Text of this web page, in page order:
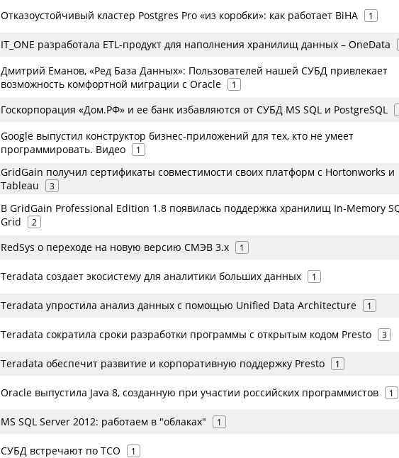
Отказоустойчивый кластер Postgres Pro «из коробки»: как работает BiHA 1
IT_ONE разработала ETL-продукт для наполнения хранилищ данных – OneData
Дмитрий Еманов, «Ред База Данных»: Пользователей нашей СУБД привлекает
возможность комфортной миграции с Oracle
1
Госкорпорация «Дом.РФ» и ее банк избавляются от СУБД MS SQL и PostgreSQL
Google выпустил конструктор бизнес-приложений для тех, кто не умеет
программировать. Видео
1
GridGain получил сертификаты совместимости своих платформ с Hortonworks и
Tableau
3
В GridGain Professional Edition 1.8 появилась поддержка хранилищ In-Memory
Grid
2
RedSys о переходе на новую версию СМЭВ 3.х 1
Teradata создает экосистему для аналитики больших данных 1
Teradata упростила анализ данных с помощью Unified Data Architecture 1
Teradata сократила сроки разработки программы с открытым кодом Presto 3
Teradata обеспечит развитие и корпоративную поддержку Presto 1
Oracle выпустила Java 8, созданную при участии российских программистов 1
MS SQL Server 2012: работаем в "облаках" 1
СУБД встречают по ТСО 1